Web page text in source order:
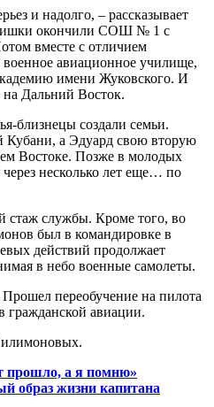
и надолго, – рассказывает
окончили СОШ № 1 с
вместе с отличием
авиационное училище,
имени Жуковского. И
на Дальний Восток.
близнецы создали семьи.
Кубани, а Эдуард свою вторую
Востоке. Позже в молодых
несколько лет еще… по
стаж службы. Кроме того, во
был в командировке в
действий продолжает
в небо военные самолеты.
переобучение на пилота
гражданской авиации.
прошло, а я помню»
образ жизни капитана